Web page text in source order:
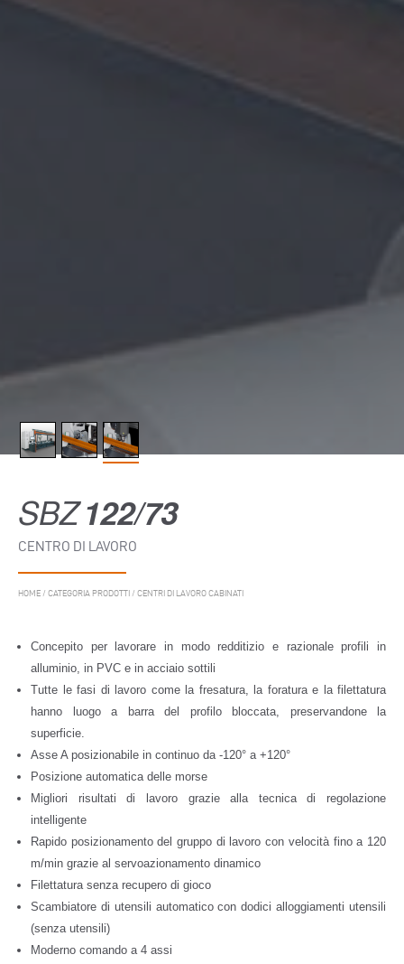
SBZ122/73
CENTRO DI LAVORO
HOME/ CATEGORIA PRODOTTI/ CENTRI DI LAVORO CABINATI
Concepito per lavorare in modo redditizio e razionale profili in
alluminio, in PVC e in acciaio sottili
Tutte le fasi di lavoro come la fresatura, la foratura e la filettatura
hanno luogo a barra del profilo bloccata, preservandone la
superficie.
Asse A posizionabile in continuo da -120° a +120°
Posizione automatica delle morse
Migliori risultati di lavoro grazie alla tecnica di regolazione
intelligente
Rapido posizionamento del gruppo di lavoro con velocità fino a 120
m/min grazie al servoazionamento dinamico
Filettatura senza recupero di gioco
Scambiatore di utensili automatico con dodici alloggiamenti utensili
(senza utensili)
Moderno comando a 4 assi